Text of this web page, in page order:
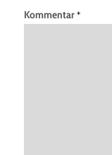
Kommentar*